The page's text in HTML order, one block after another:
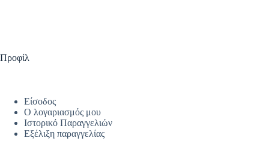
Προφίλ
Είσοδος
Ο λογαριασμός μου
Ιστορικό Παραγγελιών
Εξέλιξη παραγγελίας